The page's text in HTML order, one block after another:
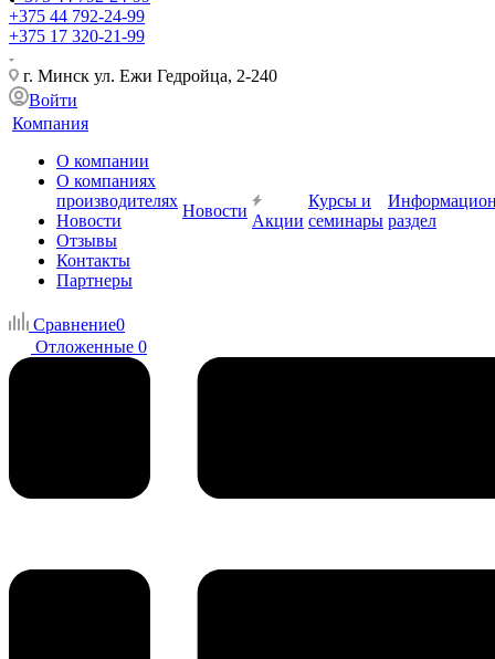
+375 44 792-24-99
+375 17 320-21-99
г. Минск ул. Ежи Гедройца, 2-240
Войти
Компания
О компании
О компаниях
производителях
Новости
Отзывы
Контакты
Партнеры
Новости
Акции
Курсы и
семинары раздел
Сравнение0
Отложенные 0